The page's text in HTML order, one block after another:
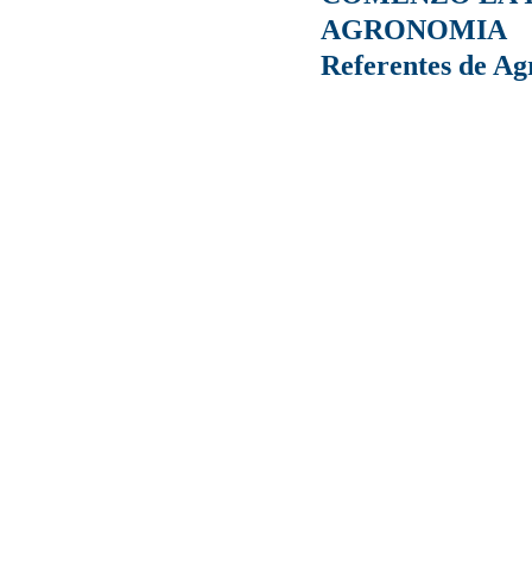
AGRONOMIA
Referentes de